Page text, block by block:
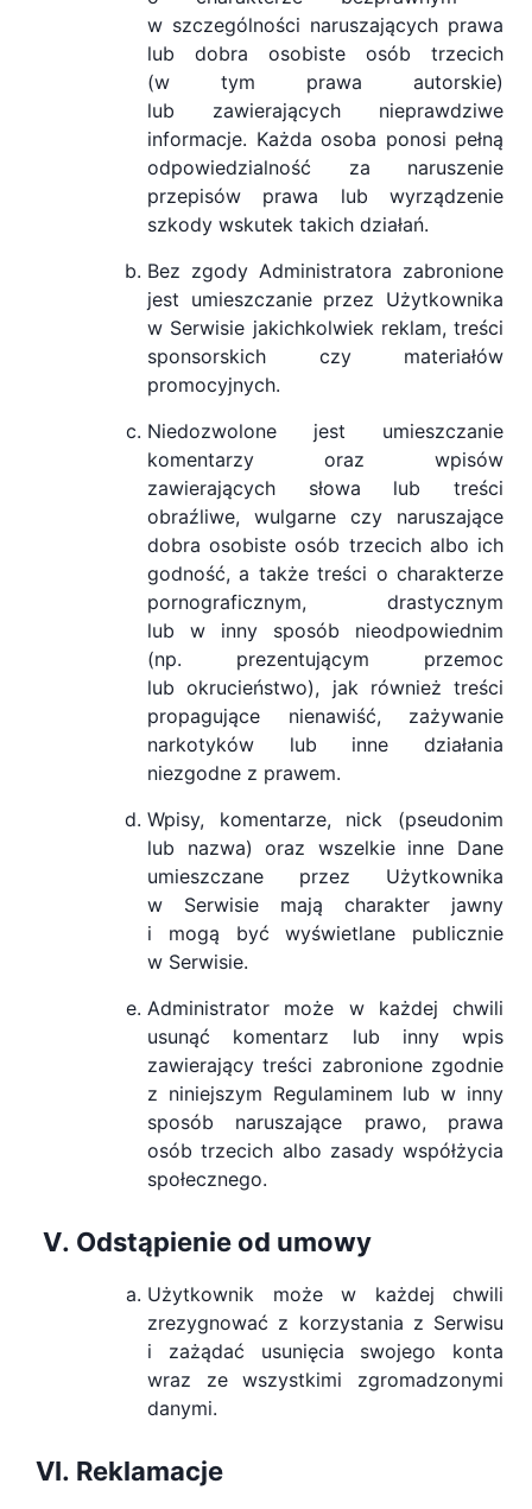
w szczególności naruszających prawa
lub dobra osobiste osób trzecich
(w tym prawa autorskie)
lub zawierających nieprawdziwe
informacje. Każda osoba ponosi pełną
odpowiedzialność za naruszenie
przepisów prawa lub wyrządzenie
szkody wskutek takich działań.
Bez zgody Administratora zabronione
jest umieszczanie przez Użytkownika
w Serwisie jakichkolwiek reklam, treści
sponsorskich czy materiałów
promocyjnych.
Niedozwolone jest umieszczanie
komentarzy oraz wpisów
zawierających słowa lub treści
obraźliwe, wulgarne czy naruszające
dobra osobiste osób trzecich albo ich
godność, a także treści o charakterze
pornograficznym, drastycznym
lub w inny sposób nieodpowiednim
(np. prezentującym przemoc
lub okrucieństwo), jak również treści
propagujące nienawiść, zażywanie
narkotyków lub inne działania
niezgodne z prawem.
Wpisy, komentarze, nick (pseudonim
lub nazwa) oraz wszelkie inne Dane
umieszczane przez Użytkownika
w Serwisie mają charakter jawny
i mogą być wyświetlane publicznie
w Serwisie.
Administrator może w każdej chwili
usunąć komentarz lub inny wpis
zawierający treści zabronione zgodnie
z niniejszym Regulaminem lub w inny
sposób naruszające prawo, prawa
osób trzecich albo zasady współżycia
społecznego.
Odstąpienie od umowy
Użytkownik może w każdej chwili
zrezygnować z korzystania z Serwisu
i zażądać usunięcia swojego konta
wraz ze wszystkimi zgromadzonymi
danymi.
Reklamacje